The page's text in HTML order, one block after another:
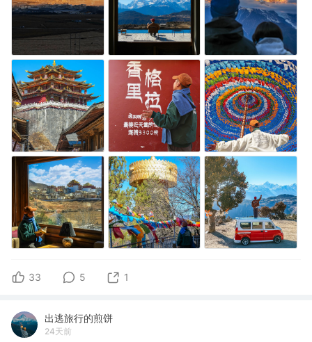
33 5 1
出逃旅行的煎饼
24天前